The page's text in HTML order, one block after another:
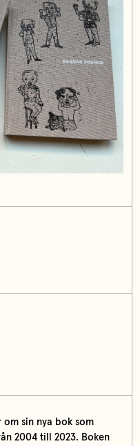
sin nya bok som
2004 till 2023. Boken